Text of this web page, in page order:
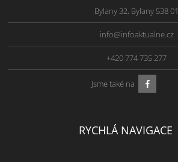
Bylany 32, Bylany 538 01
info@infoaktualne.cz
+420 774 735 277
Jsme také na
RYCHLÁ NAVIGACE